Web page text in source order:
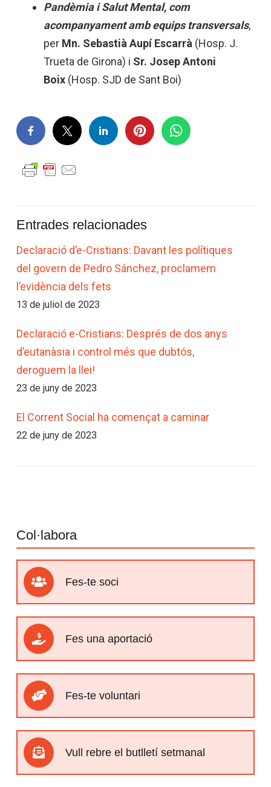
Pandèmia i Salut Mental, com
acompanyament amb equips transversals,
per Mn. Sebastià Aupí Escarrà (Hosp. J.
Trueta de Girona) i Sr. Josep Antoni
Boix (Hosp. SJD de Sant Boi)
Entrades relacionades
Declaració d’e-Cristians: Davant les polítiques
del govern de Pedro Sánchez, proclamem
l’evidència dels fets
13 de juliol de 2023
Declaració e-Cristians: Després de dos anys
d’eutanàsia i control més que dubtós,
deroguem la llei!
23 de juny de 2023
El Corrent Social ha començat a caminar
22 de juny de 2023
Col·labora
Fes-te soci
Fes una aportació
Fes-te voluntari
Vull rebre el butlletí setmanal